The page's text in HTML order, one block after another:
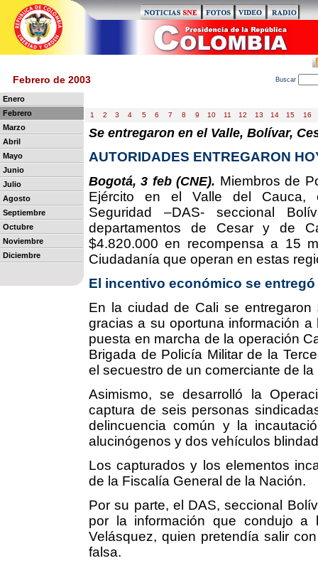
Febrero de 2003 Buscar
Enero
Febrero
Marzo
Abril
Mayo
Junio
Julio
Agosto
Septiembre
Octubre
Noviembre
Diciembre
1 2 3 4 5 6 7 8 9 10 11 12 13 14 15 16
Se entregaron en el Valle, Bolívar,
AUTORIDADES ENTREGARON
Bogotá, 3 feb (CNE). Miembros de
Ejército en el Valle del Cauca,
Seguridad –DAS- seccional
departamentos de Cesar y de
$4.820.000 en recompensa a 15
Ciudadanía que operan en estas
El incentivo económico se
En la ciudad de Cali se
gracias a su oportuna información
puesta en marcha de la operación
Brigada de Policía Militar de la
el secuestro de un comerciante de la
Asimismo, se desarrolló la
captura de seis personas
delincuencia común y la
alucinógenos y dos vehículos
Los capturados y los elementos
de la Fiscalía General de la Nación.
Por su parte, el DAS, seccional
por la información que condujo
Velásquez, quien pretendía salir
falsa.